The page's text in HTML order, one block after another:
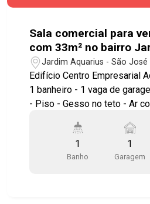
Sala comercial para
com 33m² no bairro
Jardim Aquarius - São
Edifício Centro Empresarial
1 banheiro - 1 vaga de garagem O imóvel
- Piso - Gesso no teto - Ar condicionado
#imobiliária
#salaparaalugar
1
Banho
1
Garagem